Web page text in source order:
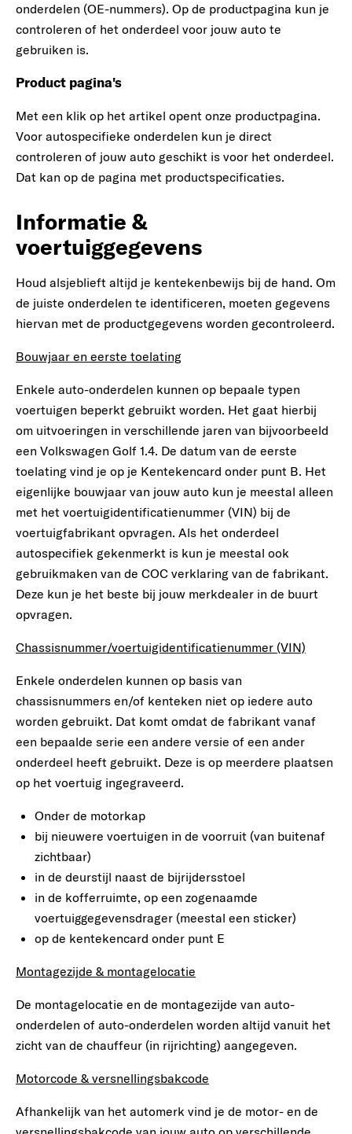
onderdelen (OE-nummers). Op de productpagina kun je
controleren of het onderdeel voor jouw auto te
gebruiken is.
Product pagina's
Met een klik op het artikel opent onze productpagina.
Voor autospecifieke onderdelen kun je direct
controleren of jouw auto geschikt is voor het onderdeel.
Dat kan op de pagina met productspecificaties.
Informatie &
voertuiggegevens
Houd alsjeblieft altijd je kentekenbewijs bij de hand. Om
de juiste onderdelen te identificeren, moeten gegevens
hiervan met de productgegevens worden gecontroleerd.
Bouwjaar en eerste toelating
Enkele auto-onderdelen kunnen op bepaale typen
voertuigen beperkt gebruikt worden. Het gaat hierbij
om uitvoeringen in verschillende jaren van bijvoorbeeld
een Volkswagen Golf 1.4. De datum van de eerste
toelating vind je op je Kentekencard onder punt B. Het
eigenlijke bouwjaar van jouw auto kun je meestal alleen
met het voertuigidentificatienummer (VIN) bij de
voertuigfabrikant opvragen. Als het onderdeel
autospecifiek gekenmerkt is kun je meestal ook
gebruikmaken van de COC verklaring van de fabrikant.
Deze kun je het beste bij jouw merkdealer in de buurt
opvragen.
Chassisnummer/voertuigidentificatienummer (VIN)
Enkele onderdelen kunnen op basis van
chassisnummers en/of kenteken niet op iedere auto
worden gebruikt. Dat komt omdat de fabrikant vanaf
een bepaalde serie een andere versie of een ander
onderdeel heeft gebruikt. Deze is op meerdere plaatsen
op het voertuig ingegraveerd.
Onder de motorkap
bij nieuwere voertuigen in de voorruit (van buitenaf
zichtbaar)
in de deurstijl naast de bijrijdersstoel
in de kofferruimte, op een zogenaamde
voertuiggegevensdrager (meestal een sticker)
op de kentekencard onder punt E
Montagezijde & montagelocatie
De montagelocatie en de montagezijde van auto-
onderdelen of auto-onderdelen worden altijd vanuit het
zicht van de chauffeur (in rijrichting) aangegeven.
Motorcode & versnellingsbakcode
Afhankelijk van het automerk vind je de motor- en de